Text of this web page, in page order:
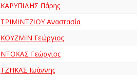
ΚΑΡΥΠΙΔΗΣ Πάρης
ΤΡΙΜΙΝΤΖΙΟΥ Αναστασία
ΚΟΥΖΜΙΝ Γεώργιος
ΝΤΟΚΑΣ Γεώργιος
ΤΖΗΚΑΣ Ιωάννης